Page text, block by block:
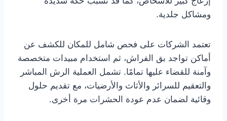
ومشاكل جلدية.
تعتمد الشركات على فحص شامل للمكان للكشف عن
أماكن تواجد بق الفراش، ثم استخدام مبيدات متخصصة
وآمنة للقضاء عليها تمامًا. تشمل العملية الرش المباشر
والتعقيم للسرائر والأثاث والأرضيات، مع تقديم حلول
وقائية لضمان عدم عودة الحشرات مرة أخرى.